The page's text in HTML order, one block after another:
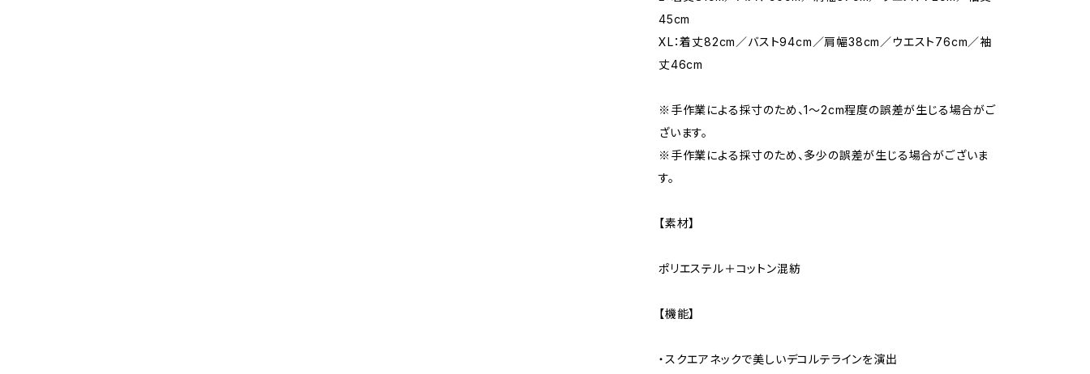
45cm
XL：着丈82cm／バスト94cm／肩幅38cm／ウエスト76cm／袖
丈46cm
※手作業による採寸のため、1〜2cm程度の誤差が生じる場合がご
ざいます。
※手作業による採寸のため、多少の誤差が生じる場合がございま
す。
【素材】
ポリエステル＋コットン混紡
【機能】
・スクエアネックで美しいデコルテラインを演出